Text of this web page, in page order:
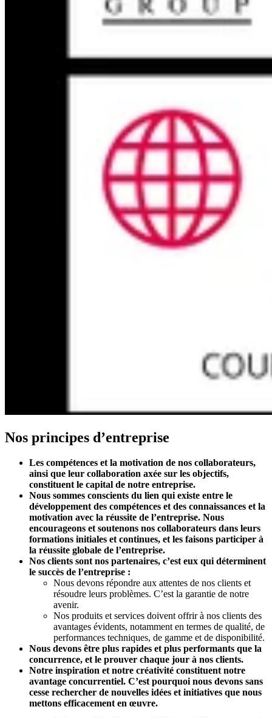
Nos principes d’entreprise
Les compétences et la motivation de nos collaborateurs,
ainsi que leur collaboration axée sur les objectifs,
constituent le capital de notre entreprise.
Nous sommes conscients du lien qui existe entre le
développement des compétences et des connaissances et la
motivation avec la réussite de l’entreprise. Nous
encourageons et soutenons nos collaborateurs dans leurs
formations initiales et continues, et les faisons participer à
la réussite globale de l’entreprise.
Nos clients sont nos partenaires, c’est eux qui déterminent
le succès de l’entreprise :
Nous devons répondre aux attentes de nos clients et
résoudre leurs problèmes. C’est la garantie de notre
avenir.
Nos produits et services doivent offrir à nos clients des
avantages évidents, notamment en termes de qualité, de
performances techniques, de gamme et de disponibilité.
Nous devons être plus rapides et plus performants que la
concurrence, et le prouver chaque jour à nos clients.
Notre inspiration et notre créativité constituent notre
avantage concurrentiel. C’est pourquoi nous devons sans
cesse rechercher de nouvelles idées et initiatives que nous
mettons efficacement en œuvre.